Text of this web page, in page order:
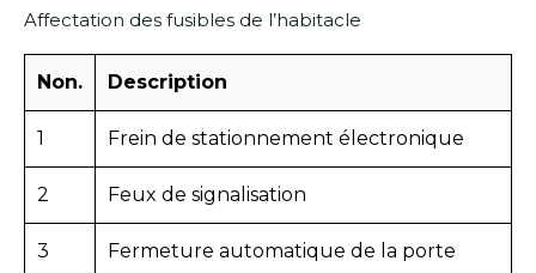
Affectation des fusibles de l’habitacle
Non. Description
1 Frein de stationnement électronique
2 Feux de signalisation
3 Fermeture automatique de la porte